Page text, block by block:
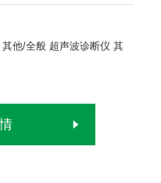
其他/全般 超声波诊断仪 其